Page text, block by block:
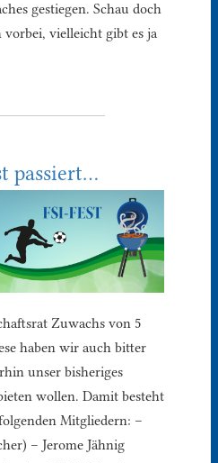
gestiegen. Schau doch
vielleicht gibt es ja
passiert…
Zuwachs von 5
haben wir auch bitter
unser bisheriges
wollen. Damit besteht
Mitgliedern: –
– Jerome Jähnig